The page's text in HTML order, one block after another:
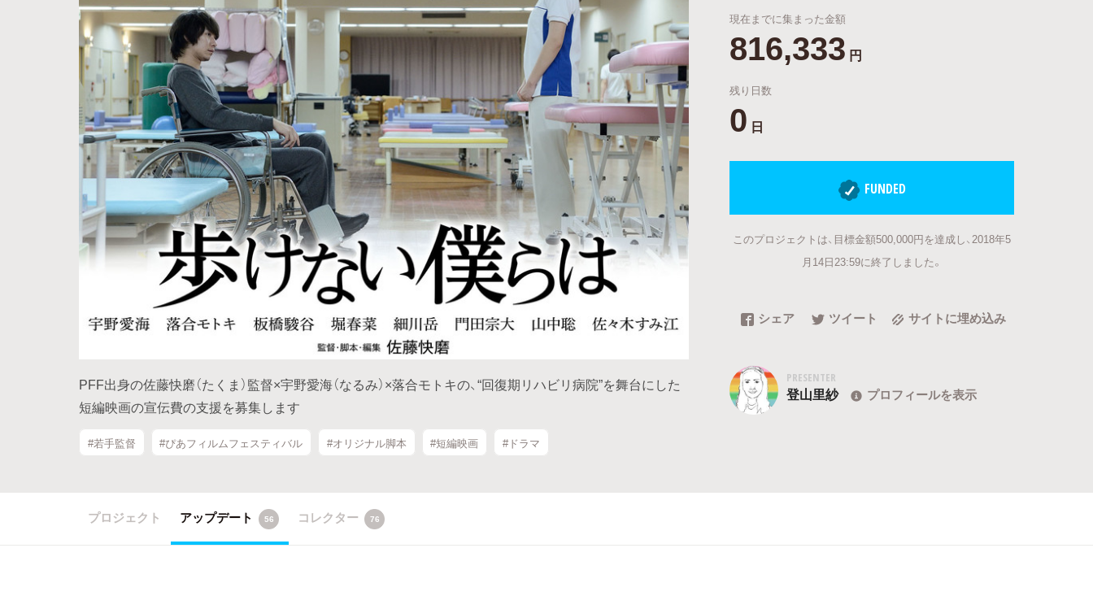
最新達成プロジェクト 調達額が大きいプロジェクト
PFF出身の佐藤快磨（たくま）監督×宇野愛海（なるみ）×落合モトキの、“回復期リハビリ病院”を舞台にした
短編映画の宣伝費の支援を募集します
#若手監督 #ぴあフィルムフェスティバル #オリジナル脚本 #短編映画 #ドラマ
現在までに集まった金額
816,333 円
残り日数
0 日
FUNDED
このプロジェクトは、目標金額500,000円を達成し、2018年5
月14日23:59に終了しました。
シェア ツイート サイトに埋め込み
PRESENTER
登山里紗 プロフィールを表示
プロジェクト アップデート 56 コレクター 76